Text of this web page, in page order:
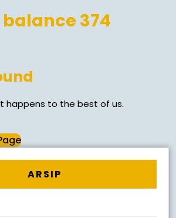
374
happens to the best of us.
ARSIP